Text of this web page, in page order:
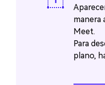
manera
Meet.
Para
plano,